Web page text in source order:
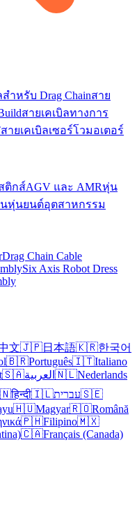
สำหรับ Drag Chainสาย
สายเคเบิลทางการ
สายเคเบิลเซอร์โวมอเตอร์
ติกส์AGV และ AMRหุ่น
หุ่นยนต์อุตสาหกรรม
Drag Chain Cable
Six Axis Robot Dress
文🇯🇵日本語🇰🇷한국어
🇧🇷Português🇮🇹Italiano
🇸🇦العربية 🇳🇱Nederlands
हिन्दी🇮🇱עברית🇸🇪
🇭🇺Magyar🇷🇴Română
🇵🇭Filipino🇲🇽
🇨🇦Français (Canada)